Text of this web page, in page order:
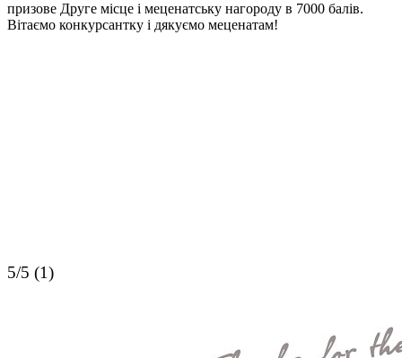
призове Друге місце і меценатську нагороду в 7000 балів.
Вітаємо конкурсантку і дякуємо меценатам!
5/5 (1)